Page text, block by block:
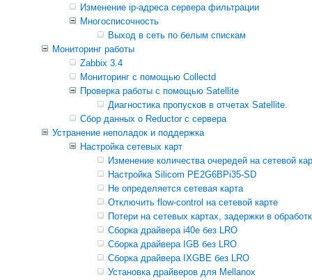
Изменение ip-адреса сервера фильтрации
Многосписочность
Выход в сеть по белым спискам
Мониторинг работы
Zabbix 3.4
Мониторинг с помощью Collectd
Проверка работы с помощью Satellite
Диагностика пропусков в отчетах Satellite.
Сбор данных о Reductor с сервера
Устранение неполадок и поддержка
Настройка сетевых карт
Изменение количества очередей на сетевой
Настройка Silicom PE2G6BPi35-SD
Не определяется сетевая карта
Отключить flow-control на сетевой карте
Потери на сетевых картах, задержки в
Сборка драйвера i40e без LRO
Сборка драйвера IGB без LRO
Сборка драйвера IXGBE без LRO
Установка драйверов для Mellanox